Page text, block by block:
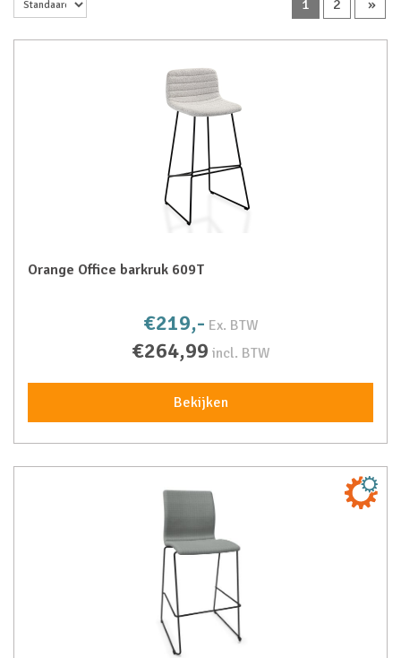
1 2 »
Orange Office barkruk 609T
€219,- Ex. BTW
€264,99 incl. BTW
Bekijken